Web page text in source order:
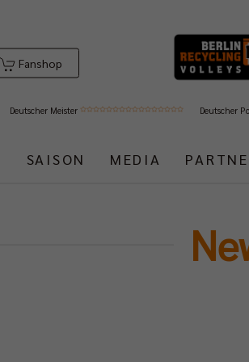
Fanshop
Deutscher Meister Deutscher
SAISON MEDIA